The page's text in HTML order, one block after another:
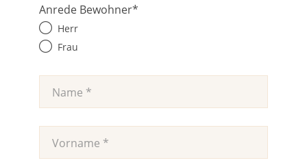
Anrede Bewohner*
Herr
Frau